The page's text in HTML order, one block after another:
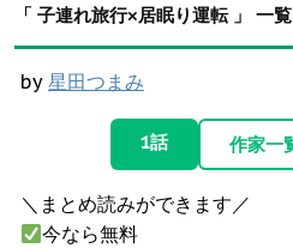
「 子連れ旅行×居眠り運転 」 一覧
by 星田つまみ
1話 作家一
＼まとめ読みができます／
今なら無料